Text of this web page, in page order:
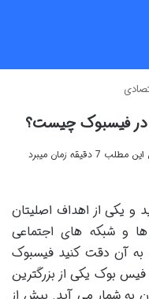
در فیسبوک چیست؟
7 دقیقه زمان میبرد
یکی از اهداف اصلیتان
ها و شبکه های اجتماعی
به آن دقت کنید فیسبوک
بوک یکی از بزرگترین